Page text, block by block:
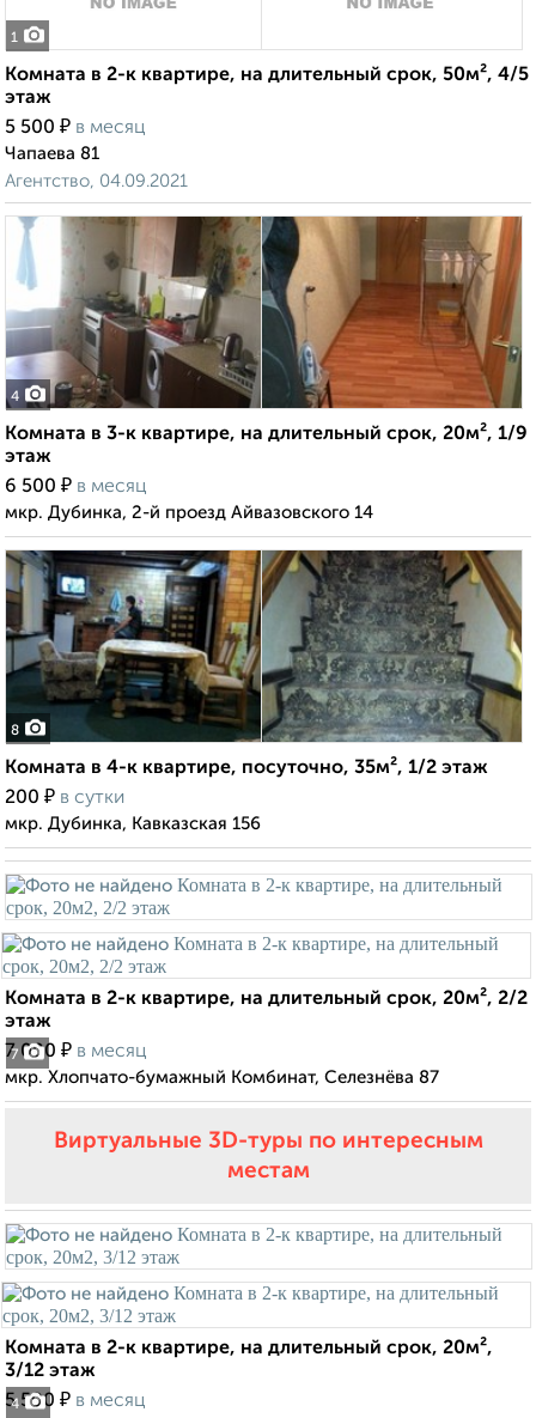
1
Комната в 2-к квартире, на длительный срок, 50м², 4/5
этаж
5 500 ₽ в месяц
Чапаева 81
Агентство, 04.09.2021
4
Комната в 3-к квартире, на длительный срок, 20м², 1/9
этаж
6 500 ₽ в месяц
мкр. Дубинка, 2-й проезд Айвазовского 14
8
Комната в 4-к квартире, посуточно, 35м², 1/2 этаж
200 ₽ в сутки
мкр. Дубинка, Кавказская 156
7
Комната в 2-к квартире, на длительный срок, 20м², 2/2
этаж
7 000 ₽ в месяц
мкр. Хлопчато-бумажный Комбинат, Селезнёва 87
Виртуальные 3D-туры по интересным
местам
4
Комната в 2-к квартире, на длительный срок, 20м²,
3/12 этаж
5 500 ₽ в месяц